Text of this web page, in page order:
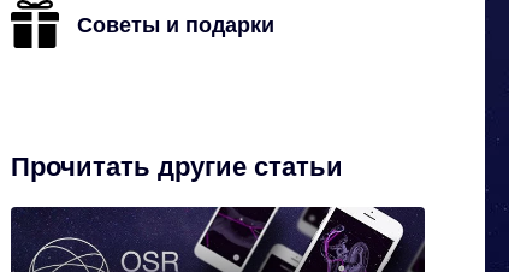
Советы и подарки
Прочитать другие статьи